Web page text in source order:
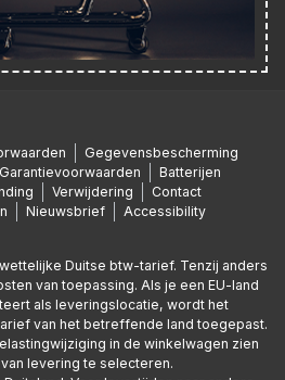
Gegevensbescherming
Garantievoorwaarden
Batterijen
Verwijdering
Contact
Nieuwsbrief Accessibility
Duitse btw-tarief. Tenzij anders
van toepassing. Als je een EU-land
als leveringslocatie, wordt het
van het betreffende land toegepast.
in de winkelwagen zien
levering te selecteren.